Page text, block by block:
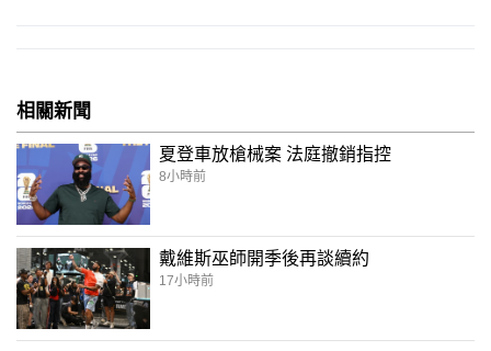
相關新聞
夏登車放槍械案 法庭撤銷指控
8小時前
戴維斯巫師開季後再談續約
17小時前